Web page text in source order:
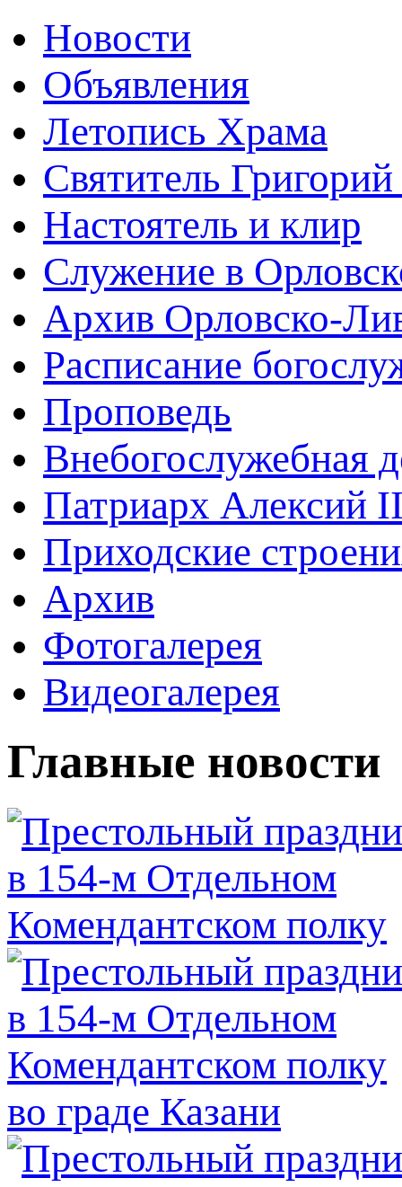
Новости
Объявления
Летопись Храма
Святитель
Настоятель и клир
Служение в
Архив Орловско-
Расписание
Проповедь
Внебогослужебная
Патриарх Алексий
Приходские
Архив
Фотогалерея
Видеогалерея
Главные новости
во граде Казани